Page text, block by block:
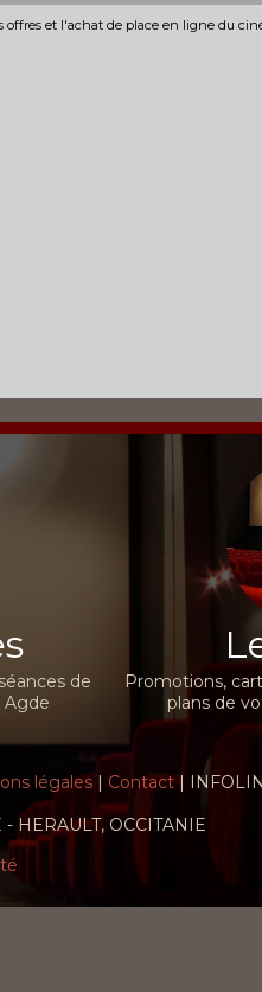
et l'achat de place en ligne du
de
Agde
Promotions,
plans de
légales | Contact |
HERAULT, OCCITANIE